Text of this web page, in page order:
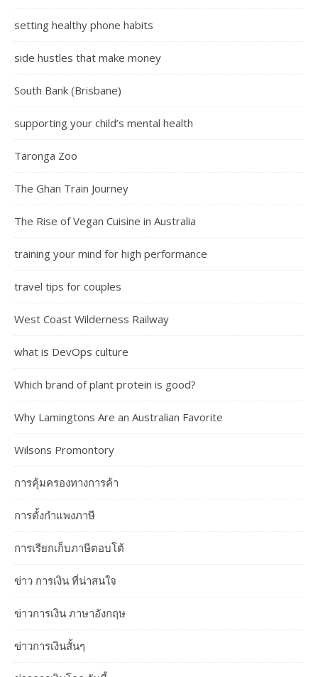
setting healthy phone habits
side hustles that make money
South Bank (Brisbane)
supporting your child’s mental health
Taronga Zoo
The Ghan Train Journey
The Rise of Vegan Cuisine in Australia
training your mind for high performance
travel tips for couples
West Coast Wilderness Railway
what is DevOps culture
Which brand of plant protein is good?
Why Lamingtons Are an Australian Favorite
Wilsons Promontory
การคุ้มครองทางการค้า
การตั้งกำแพงภาษี
การเรียกเก็บภาษีตอบโต้
ข่าว การเงิน ที่น่าสนใจ
ข่าวการเงิน ภาษาอังกฤษ
ข่าวการเงินสั้นๆ